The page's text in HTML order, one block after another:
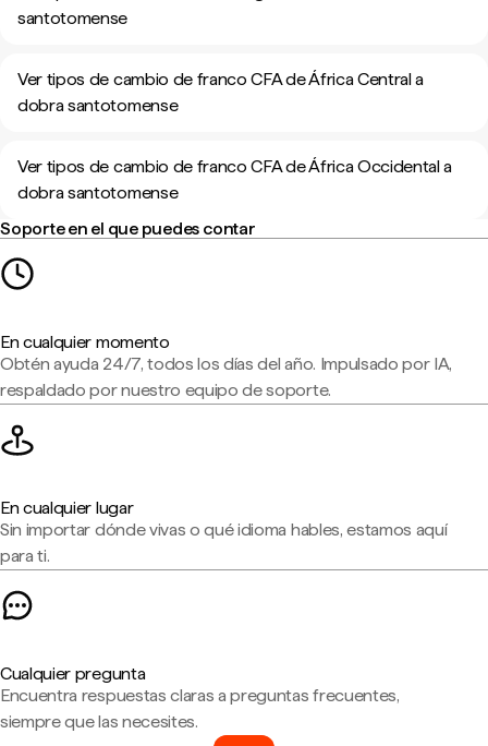
santotomense
Ver tipos de cambio de franco CFA de África Central a
dobra santotomense
Ver tipos de cambio de franco CFA de África Occidental a
dobra santotomense
Soporte en el que puedes contar
En cualquier momento
Obtén ayuda 24/7, todos los días del año. Impulsado por IA,
respaldado por nuestro equipo de soporte.
En cualquier lugar
Sin importar dónde vivas o qué idioma hables, estamos aquí
para ti.
Cualquier pregunta
Encuentra respuestas claras a preguntas frecuentes,
siempre que las necesites.